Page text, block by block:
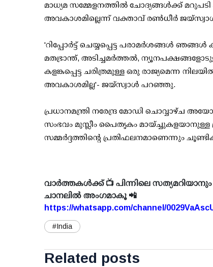
മാധ്യമ സമ്മേളനത്തില്‍ ചോദ്യങ്ങള്‍ക്ക് മറുപടി
അവകാശമില്ലെന്ന് വക്താവ് രണ്‍ധീര്‍
'റിപ്പോര്‍ട്ട് ചെയ്യപ്പെട്ട പരാമര്‍ശങ്ങള്‍
മതഭ്രാന്ത്, അടിച്ചമര്‍ത്തല്‍,
കളങ്കപ്പെട്ട ചരിത്രമുള്ള ഒരു രാജ്യമെന്ന
അവകാശമില്ല'- ജയ്സ്വാള്‍ പറഞ്ഞു.
പ്രധാനമന്ത്രി നരേന്ദ്ര മോഡി ചൊവ്വാഴ്ച
സംഭവം മുസ്ലീം പൈതൃകം മായ്ച്ചുകളയാനുള്ള
സമ്മര്‍ദ്ദത്തിന്റെ പ്രതിഫലനമാണെന്നും
വാർത്തകൾക്ക് 📺 പിന്നിലെ
ചാനലിൽ അംഗമാകൂ 📲
https://whatsapp.com/channel/
#India
Related posts